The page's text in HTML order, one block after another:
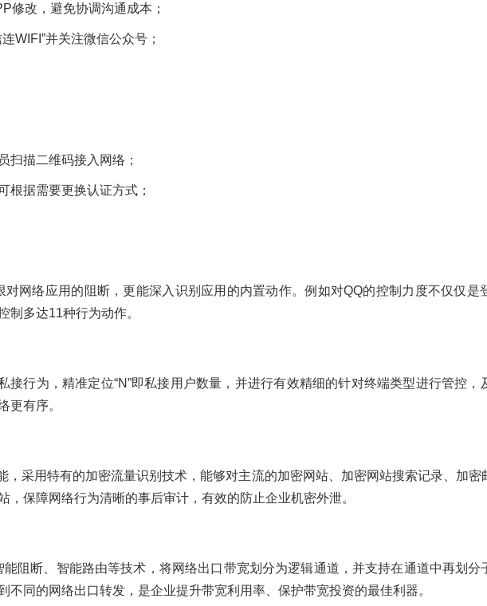
修改，避免协调沟通成本；
WIFI”并关注微信公众号；
扫描二维码接入网络；
根据需要更换认证方式；
网络应用的阻断，更能深入识别应用的内置动作。例如对QQ的控制力度不仅仅是
制多达11种行为动作。
接行为，精准定位“N”即私接用户数量，并进行有效精细的针对终端类型进行管控
更有序。
采用特有的加密流量识别技术，能够对主流的加密网站、加密网站搜索记录、加密
保障网络行为清晰的事后审计，有效的防止企业机密外泄。
阻断、智能路由等技术，将网络出口带宽划分为逻辑通道，并支持在通道中再划分
同的网络出口转发，是企业提升带宽利用率、保护带宽投资的最佳利器。